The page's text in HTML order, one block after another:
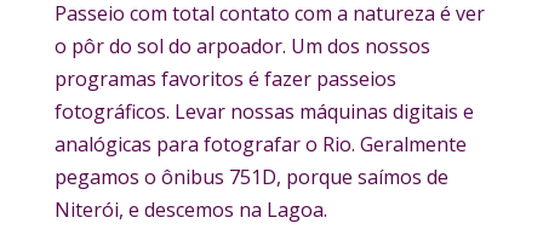
Passeio com total contato com a natureza é ver
o pôr do sol do arpoador. Um dos nossos
programas favoritos é fazer passeios
fotográficos. Levar nossas máquinas digitais e
analógicas para fotografar o Rio. Geralmente
pegamos o ônibus 751D, porque saímos de
Niterói, e descemos na Lagoa.